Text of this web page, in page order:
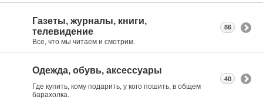
Газеты, журналы, книги,
телевидение
Все, что мы читаем и смотрим.
86
Одежда, обувь, аксессуары
Где купить, кому подарить, у кого пошить, в общем
барахолка.
40